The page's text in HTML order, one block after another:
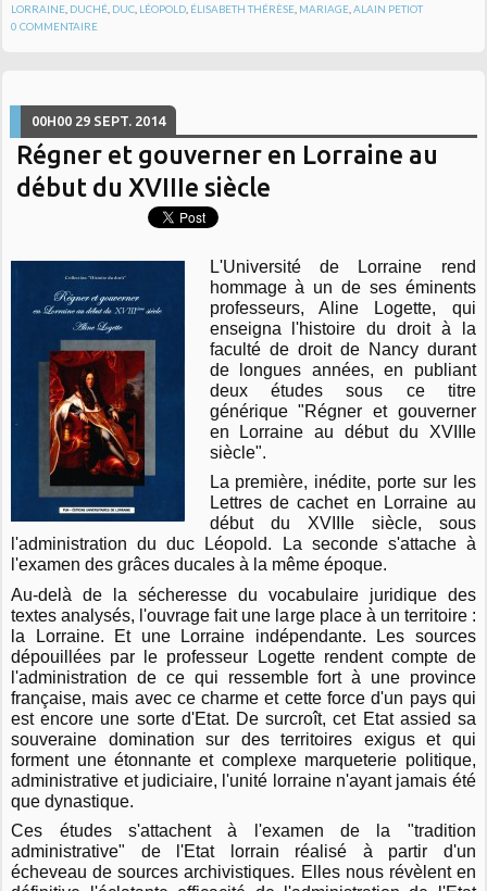
LORRAINE DUCHÉ DUC LÉOPOLD ÉLISABETH THÉRÈSE MARIAGE ,ALAIN PETIOT
0 COMMENTAIRE
00H00 29 SEPT. 2014
Régner et gouverner en Lorraine au
début du XVIIIe siècle
L'Université de Lorraine rend
hommage à un de ses éminents
professeurs, Aline Logette, qui
enseigna l'histoire du droit à la
faculté de droit de Nancy durant
de longues années, en publiant
deux études sous ce titre
générique "Régner et gouverner
en Lorraine au début du XVIIIe
siècle".
La première, inédite, porte sur les
Lettres de cachet en Lorraine au
début du XVIIIe siècle, sous
l'administration du duc Léopold. La seconde s'attache à
l'examen des grâces ducales à la même époque.
Au-delà de la sécheresse du vocabulaire juridique des
textes analysés, l'ouvrage fait une large place à un territoire :
la Lorraine. Et une Lorraine indépendante. Les sources
dépouillées par le professeur Logette rendent compte de
l'administration de ce qui ressemble fort à une province
française, mais avec ce charme et cette force d'un pays qui
est encore une sorte d'Etat. De surcroît, cet Etat assied sa
souveraine domination sur des territoires exigus et qui
forment une étonnante et complexe marqueterie politique,
administrative et judiciaire, l'unité lorraine n'ayant jamais été
que dynastique.
Ces études s'attachent à l'examen de la "tradition
administrative" de l'Etat lorrain réalisé à partir d'un
écheveau de sources archivistiques. Elles nous révèlent en